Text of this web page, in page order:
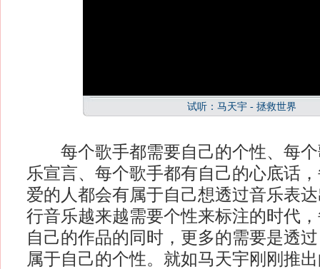
试听：马天宇 - 拯救世界
每个歌手都需要自己的个性、每个
乐宣言、每个歌手都有自己的心底话
爱的人都会有属于自己想透过音乐表
行音乐越来越需要个性来标注的时代
自己的作品的同时，更多的需要是透
属于自己的个性。就如马天宇刚刚推